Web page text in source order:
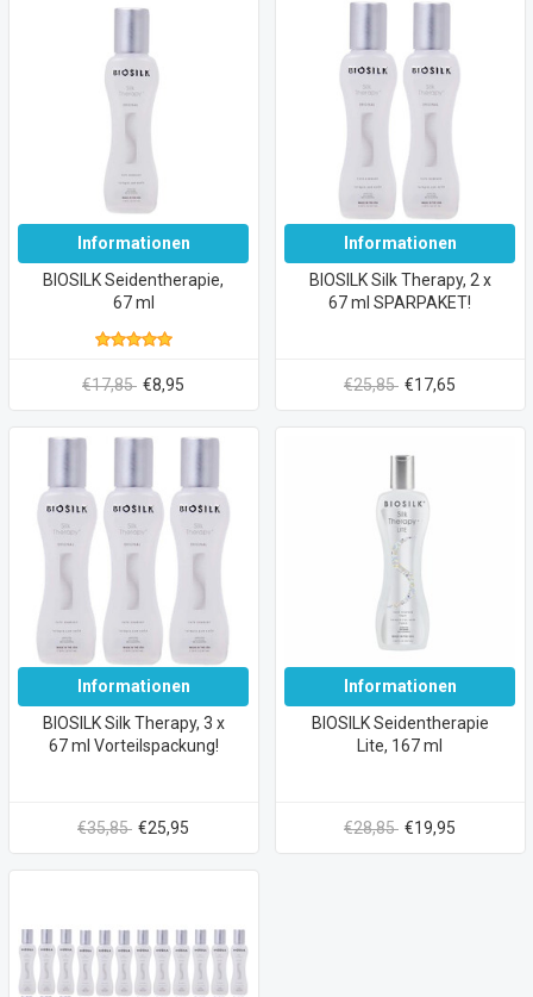
Informationen
BIOSILK Seidentherapie,
67 ml
€17,85 €8,95
Informationen
BIOSILK Silk Therapy, 2 x
67 ml SPARPAKET!
€25,85 €17,65
Informationen
BIOSILK Silk Therapy, 3 x
67 ml Vorteilspackung!
€35,85 €25,95
Informationen
BIOSILK Seidentherapie
Lite, 167 ml
€28,85 €19,95